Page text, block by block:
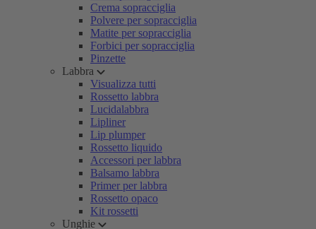
Crema sopracciglia
Polvere per sopracciglia
Matite per sopracciglia
Forbici per sopracciglia
Pinzette
Labbra
Visualizza tutti
Rossetto labbra
Lucidalabbra
Lipliner
Lip plumper
Rossetto liquido
Accessori per labbra
Balsamo labbra
Primer per labbra
Rossetto opaco
Kit rossetti
Unghie